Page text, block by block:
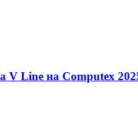
V Line на Computex